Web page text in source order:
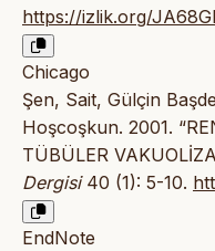
https://izlik.org/
Chicago
Şen, Sait, Gülçin
Hoşcoşkun. 2001.
TÜBÜLER
Dergisi40 (1): 5-10.
EndNote